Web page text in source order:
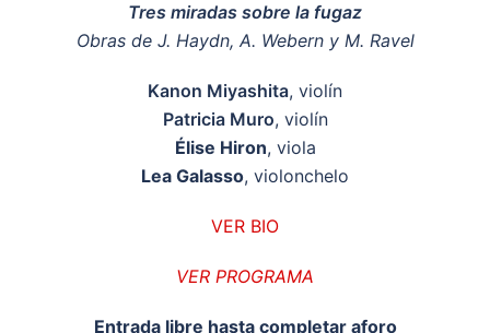
Tres miradas sobre la fugaz
Obras de J. Haydn, A. Webern y M. Ravel
Kanon Miyashita, violín
Patricia Muro, violín
Élise Hiron, viola
Lea Galasso, violonchelo
VER BIO
VER PROGRAMA
Entrada libre hasta completar aforo